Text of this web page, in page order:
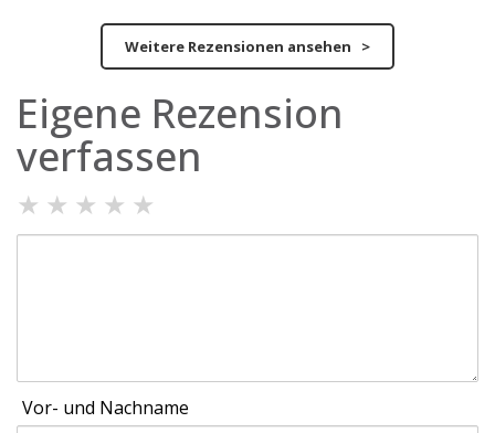
Weitere Rezensionen ansehen >
Eigene Rezension
verfassen
★ ★ ★ ★ ★
Vor- und Nachname